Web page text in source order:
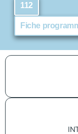
112
Fiche